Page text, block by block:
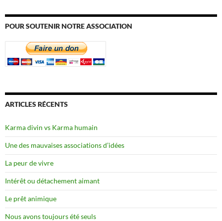
POUR SOUTENIR NOTRE ASSOCIATION
ARTICLES RÉCENTS
Karma divin vs Karma humain
Une des mauvaises associations d’idées
La peur de vivre
Intérêt ou détachement aimant
Le prêt animique
Nous avons toujours été seuls